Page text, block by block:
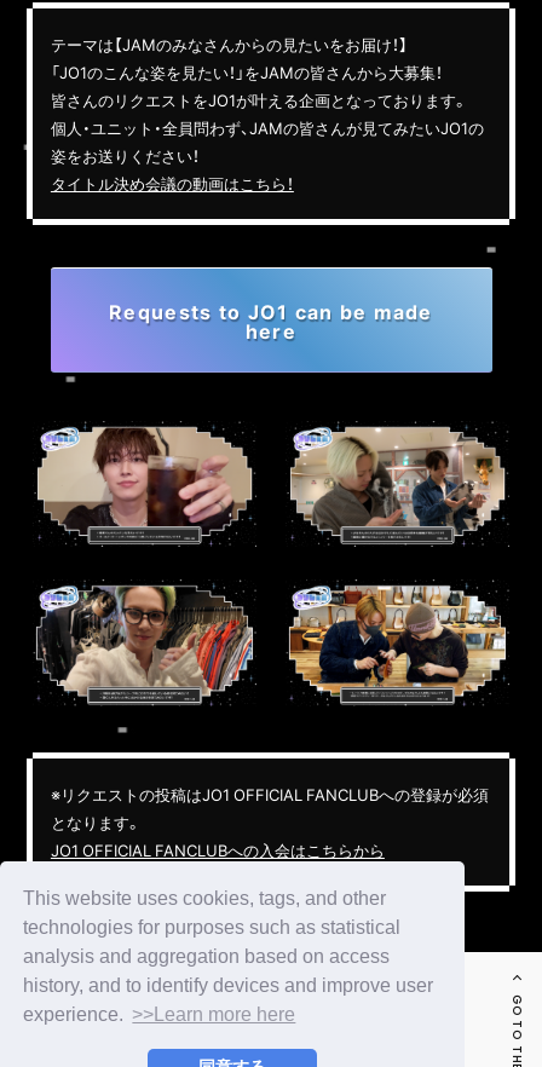
This website uses cookies, tags, and other
technologies for purposes such as statistical
analysis and aggregation based on access
history, and to identify devices and improve user
experience. >>Learn more here
PHOTO
MOVIE
WEB RADIO
MESSAGE
J-Clip
REPORT
SPECIAL
RELAY BLOG
STAFF BLOG
テーマは【JAMのみなさんからの見たいをお届け！】
「JO1のこんな姿を見たい！」をJAMの皆さんから大募集！
皆さんのリクエストをJO1が叶える企画となっております。
個人・ユニット・全員問わず、JAMの皆さんが見てみたいJO1の
姿をお送りください！
タイトル決め会議の動画はこちら！
Requests to JO1 can be made
here
※リクエストの投稿はJO1 OFFICIAL FANCLUBへの登録が必須
となります。
JO1 OFFICIAL FANCLUBへの入会はこちらから